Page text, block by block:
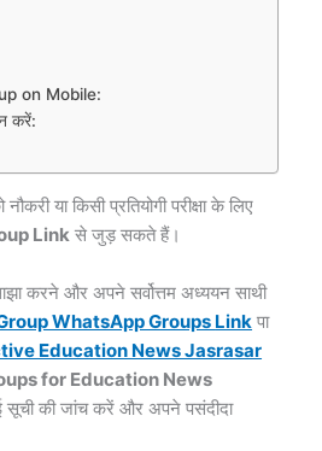
on Mobile:
करें:
या किसी प्रतियोगी परीक्षा के लिए
Link से जुड़ सकते हैं।
करने और अपने सर्वोत्तम अध्ययन साथी
WhatsApp Groups Link पा
Education News Jasrasar
for Education News
सूची की जांच करें और अपने पसंदीदा